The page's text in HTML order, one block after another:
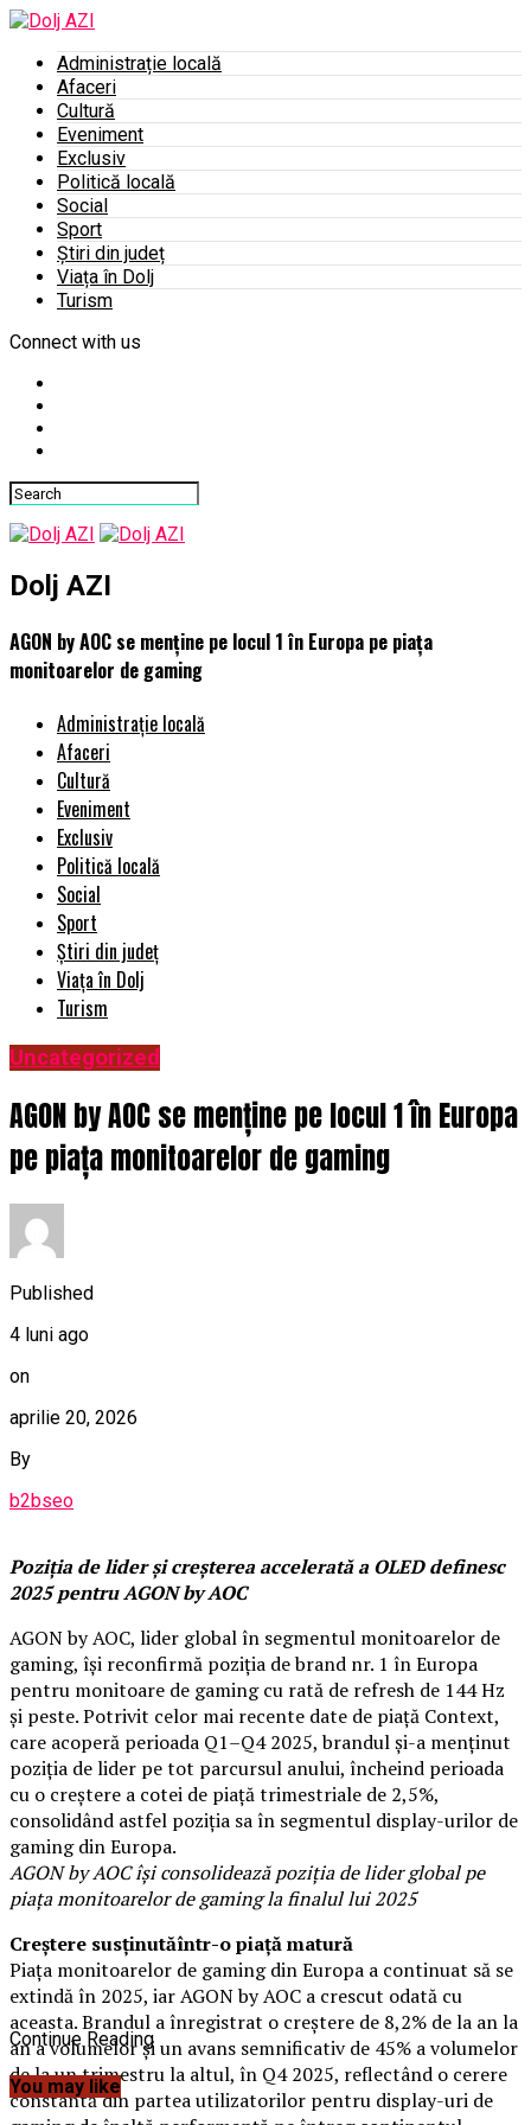
Administrație locală
Afaceri
Cultură
Eveniment
Exclusiv
Politică locală
Social
Sport
Știri din județ
Viața în Dolj
Turism
Connect with us
Dolj AZI
AGON by AOC se menține pe locul 1 în Europa pe piața
monitoarelor de gaming
Administrație locală
Afaceri
Cultură
Eveniment
Exclusiv
Politică locală
Social
Sport
Știri din județ
Viața în Dolj
Turism
Uncategorized
AGON by AOC se menține pe locul 1 în Europa
pe piața monitoarelor de gaming
Published
4 luni ago
on
aprilie 20, 2026
By
b2bseo
Poziția de lider și creșterea accelerată a OLED definesc
2025pentru AGON by AOC
AGON by AOC, lider global în segmentul monitoarelor de
gaming, își reconfirmă poziția de brand nr. 1 în Europa
pentru monitoare de gaming cu rată de refresh de 144 Hz
și peste. Potrivit celor mai recente date de piață Context,
care acoperă perioada Q1–Q4 2025, brandul și-a menținut
poziția de lider pe tot parcursul anului, încheind perioada
cu o creștere a cotei de piață trimestriale de 2,5%,
consolidând astfel poziția sa în segmentul display-urilor de
gaming din Europa.
AGON by AOC își consolidează poziția de lider global pe
piața monitoarelor de gaming la finalul lui 2025
Creștere susținutăîntr-o piață matură
Piața monitoarelor de gaming din Europa a continuat să se
extindă în 2025, iar AGON by AOC a crescut odată cu
aceasta. Brandul a înregistrat o creștere de 8,2% de la an la
an a volumelor și un avans semnificativ de 45% a volumelor
de la un trimestru la altul, în Q4 2025, reflectând o cerere
constantă din partea utilizatorilor pentru display-uri de
Continue Reading
You may like